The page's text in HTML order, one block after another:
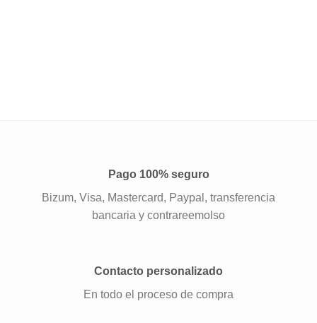
Pago 100% seguro
Bizum, Visa, Mastercard, Paypal, transferencia
bancaria y contrareemolso
Contacto personalizado
En todo el proceso de compra